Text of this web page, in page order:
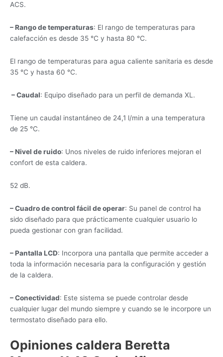
ACS.
– Rango de temperaturas: El rango de temperaturas para
calefacción es desde 35 °C y hasta 80 °C.
El rango de temperaturas para agua caliente sanitaria es desde
35 °C y hasta 60 °C.
– Caudal: Equipo diseñado para un perfil de demanda XL.
Tiene un caudal instantáneo de 24,1 l/min a una temperatura
de 25 °C.
– Nivel de ruido: Unos niveles de ruido inferiores mejoran el
confort de esta caldera.
52 dB.
– Cuadro de control fácil de operar: Su panel de control ha
sido diseñado para que prácticamente cualquier usuario lo
pueda gestionar con gran facilidad.
– Pantalla LCD: Incorpora una pantalla que permite acceder a
toda la información necesaria para la configuración y gestión
de la caldera.
– Conectividad: Este sistema se puede controlar desde
cualquier lugar del mundo siempre y cuando se le incorpore un
termostato diseñado para ello.
Opiniones caldera Beretta